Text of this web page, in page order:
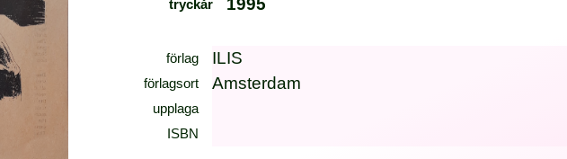
tryckår 1995
förlag ILIS
förlagsort Amsterdam
upplaga
ISBN